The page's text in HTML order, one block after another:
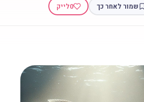
שמור לאחר כך 0לייק